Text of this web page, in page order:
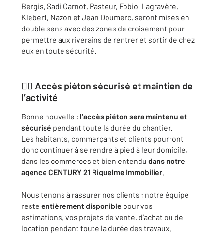
Bergis, Sadi Carnot, Pasteur, Fobio, Lagravère,
Klebert, Nazon et Jean Doumerc, seront mises en
double sens avec des zones de croisement pour
permettre aux riverains de rentrer et sortir de chez
eux en toute sécurité.
🚶‍♀️ Accès piéton sécurisé et maintien de
l’activité
Bonne nouvelle : l’accès piéton sera maintenu et
sécurisé pendant toute la durée du chantier.
Les habitants, commerçants et clients pourront
donc continuer à se rendre à pied à leur domicile,
dans les commerces et bien entendu dans notre
agence CENTURY 21 Riquelme Immobilier.
Nous tenons à rassurer nos clients : notre équipe
reste entièrement disponible pour vos
estimations, vos projets de vente, d’achat ou de
location pendant toute la durée des travaux.